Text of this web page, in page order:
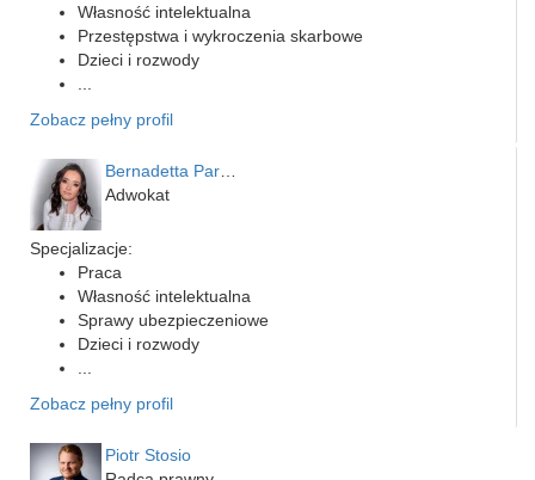
Własność intelektualna
Przestępstwa i wykroczenia skarbowe
Dzieci i rozwody
Zobacz pełny profil
Adwokat
Specjalizacje:
Praca
Własność intelektualna
Sprawy ubezpieczeniowe
Dzieci i rozwody
Zobacz pełny profil
Piotr Stosio